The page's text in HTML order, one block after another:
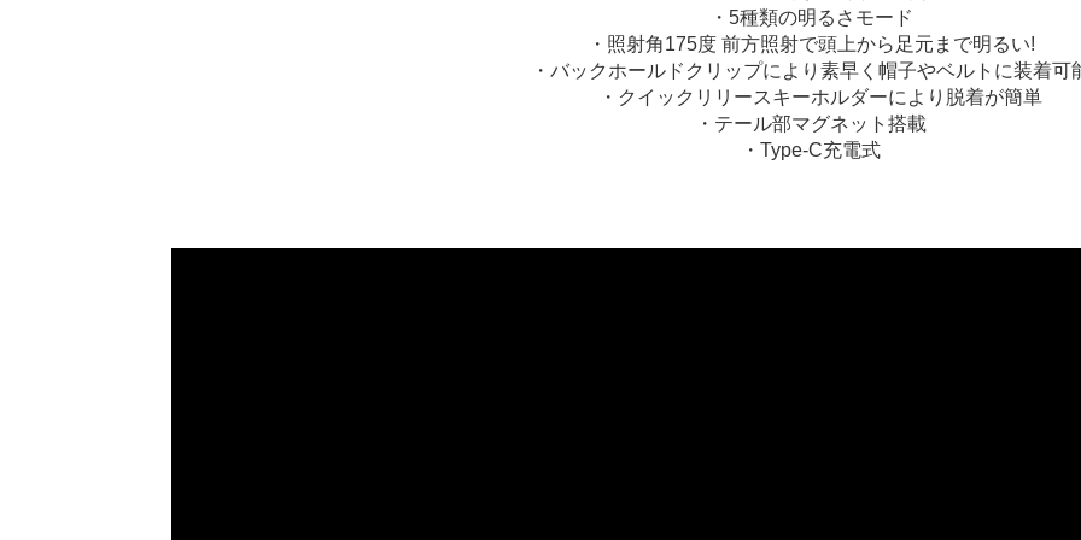
・5種類の明るさモード
・照射角175度 前方照射で頭上から足元まで明るい!
・バックホールドクリップにより素早く帽子やベルトに装着可
・クイックリリースキーホルダーにより脱着が簡単
・テール部マグネット搭載
・Type-C充電式